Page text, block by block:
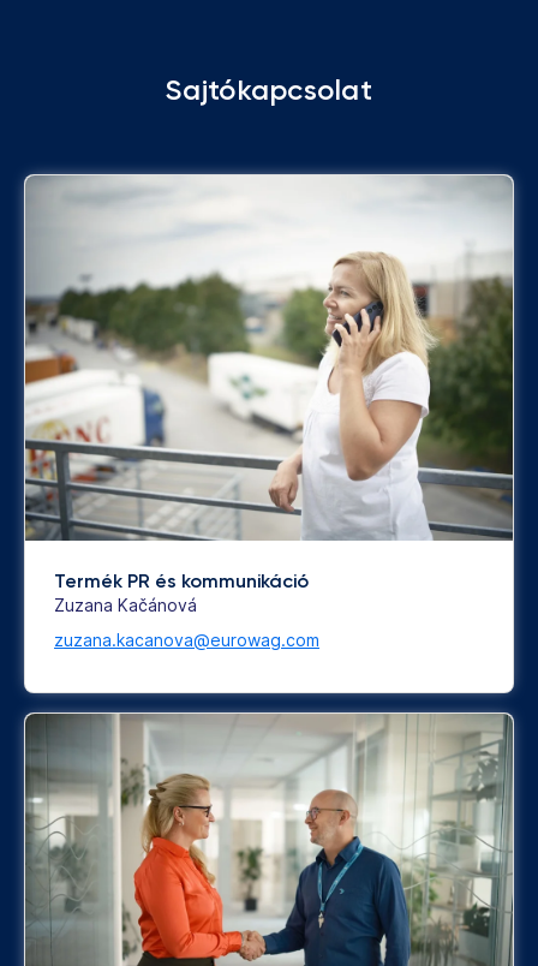
Sajtókapcsolat
Termék PR és kommunikáció
Zuzana Kačánová
zuzana.kacanova@eurowag.com